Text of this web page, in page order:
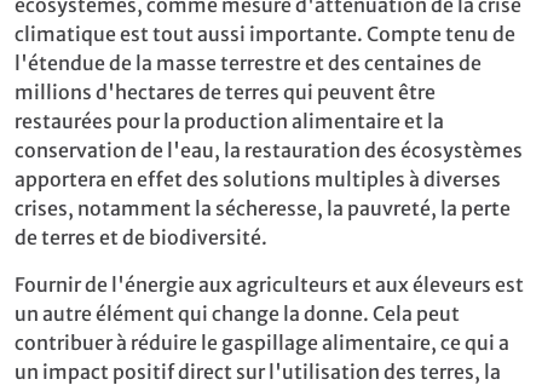
climatique est tout aussi importante. Compte tenu de
l'étendue de la masse terrestre et des centaines de
millions d'hectares de terres qui peuvent être
restaurées pour la production alimentaire et la
conservation de l'eau, la restauration des écosystèmes
apportera en effet des solutions multiples à diverses
crises, notamment la sécheresse, la pauvreté, la perte
de terres et de biodiversité.
Fournir de l'énergie aux agriculteurs et aux éleveurs est
un autre élément qui change la donne. Cela peut
contribuer à réduire le gaspillage alimentaire, ce qui a
un impact positif direct sur l'utilisation des terres, la